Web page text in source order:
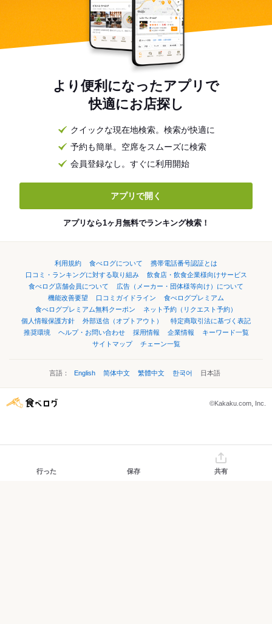
より便利になったアプリで
快適にお店探し
クイックな現在地検索。検索が快適に
予約も簡単。空席をスムーズに検索
会員登録なし。すぐに利用開始
アプリで開く
アプリなら1ヶ月無料でランキング検索！
利用規約 食べログについて
携帯電話番号認証とは
口コミ・ランキングに対する取り組み
飲食店・飲食企業様向けサービス
食べログ店舗会員について
広告（メーカー・団体様等向け）について
機能改善要望
口コミガイドライン
食べログプレミアム
食べログプレミアム無料クーポン
ネット予約（リクエスト予約）
個人情報保護方針
外部送信（オプトアウト）
特定商取引法に基づく表記
推奨環境
ヘルプ・お問い合わせ 採用情報 企業情報
キーワード一覧
サイトマップ
チェーン一覧
言語： English 简体中文 繁體中文 한국어 日本語
©Kakaku.com, Inc.
行った 保存 共有